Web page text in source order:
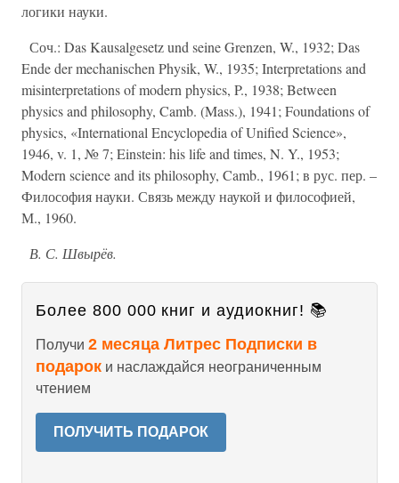
логики науки.
Соч.: Das Kausalgesetz und seine Grenzen, W., 1932; Das
Ende der mechanischen Physik, W., 1935; Interpretations and
misinterpretations of modern physics, P., 1938; Between
physics and philosophy, Camb. (Mass.), 1941; Foundations of
physics, «International Encyclopedia of Unified Science»,
1946, v. 1, № 7; Einstein: his life and times, N. Y., 1953;
Modern science and its philosophy, Camb., 1961; в рус. пер. –
Философия науки. Связь между наукой и философией,
М., 1960.
В. С. Швырёв.
Более 800 000 книг и аудиокниг! 📚
Получи 2 месяца Литрес Подписки в
подарок и наслаждайся неограниченным
чтением
ПОЛУЧИТЬ ПОДАРОК